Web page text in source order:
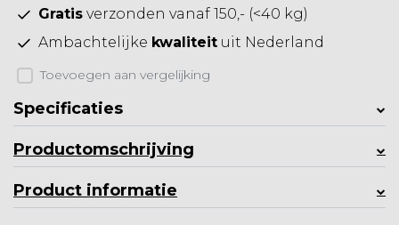
Gratis verzonden vanaf 150,- (<40 kg)
Ambachtelijke kwaliteit uit Nederland
Toevoegen aan vergelijking
Specificaties
Productomschrijving
Product informatie